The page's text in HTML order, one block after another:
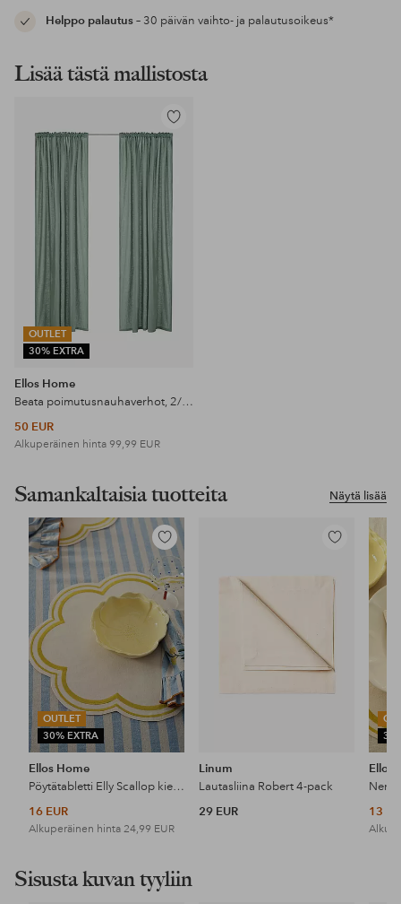
Helppo palautus– 30 päivän vaihto- ja palautusoikeus*
Lisää tästä mallistosta
OUTLET
30% EXTRA
Lisää
suosikkeihin
Ellos Home
Beata poimutusnauhaverhot, 2/pakk.
50 EUR
Alkuperäinen hinta 99,99 EUR
Näytä lisää
Samankaltaisia tuotteita
OUTLET
30% EXTRA
Lisää
suosikkeihin
Ellos Home
Pöytätabletti Elly Scallop kierrätettyä puoli pellavaa 2 kpl
16 EUR
Alkuperäinen hinta 24,99 EUR
Lisää
suosikkeihin
Linum
Lautasliina Robert 4-pack
29 EUR
Ellos
13
Sisusta kuvan tyyliin